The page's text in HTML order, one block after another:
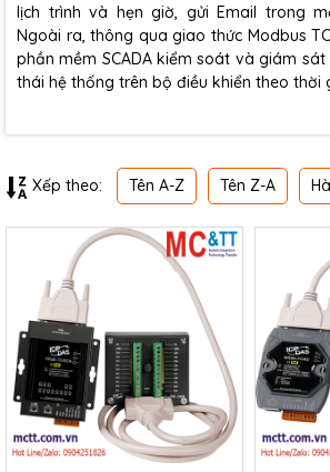
lịch trình và hẹn giờ, gửi Email trong
Ngoài ra, thông qua giao thức Modbus
phần mềm SCADA kiểm soát và giám
thái hệ thống trên bộ điều khiển theo thời
Xếp theo: Tên A-Z Tên Z-A